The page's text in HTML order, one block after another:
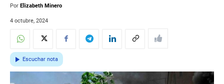
Por Elizabeth Minero
4 octubre, 2024
Escuchar nota